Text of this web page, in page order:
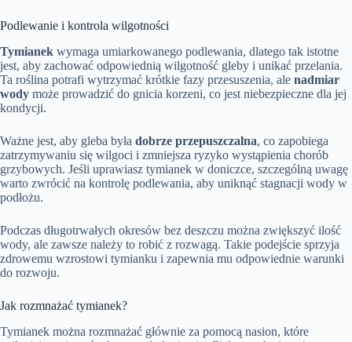
Podlewanie i kontrola wilgotności
Tymianek wymaga umiarkowanego podlewania, dlatego tak istotne
jest, aby zachować odpowiednią wilgotność gleby i unikać przelania.
Ta roślina potrafi wytrzymać krótkie fazy przesuszenia, ale nadmiar
wody może prowadzić do gnicia korzeni, co jest niebezpieczne dla jej
kondycji.
Ważne jest, aby gleba była dobrze przepuszczalna, co zapobiega
zatrzymywaniu się wilgoci i zmniejsza ryzyko wystąpienia chorób
grzybowych. Jeśli uprawiasz tymianek w doniczce, szczególną uwagę
warto zwrócić na kontrolę podlewania, aby uniknąć stagnacji wody w
podłożu.
Podczas długotrwałych okresów bez deszczu można zwiększyć ilość
wody, ale zawsze należy to robić z rozwagą. Takie podejście sprzyja
zdrowemu wzrostowi tymianku i zapewnia mu odpowiednie warunki
do rozwoju.
Jak rozmnażać tymianek?
Tymianek można rozmnażać głównie za pomocą nasion, które